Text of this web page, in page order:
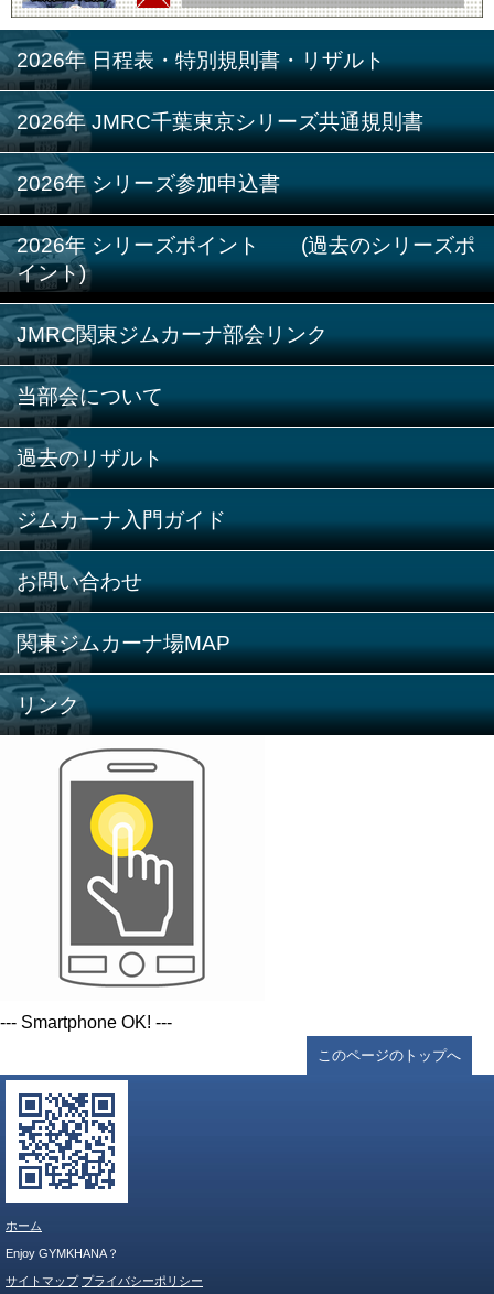
2026年 日程表・特別規則書・リザルト
2026年 JMRC千葉東京シリーズ共通規則書
2026年 シリーズ参加申込書
2026年 シリーズポイント (過去のシリーズポ
イント)
JMRC関東ジムカーナ部会リンク
当部会について
過去のリザルト
ジムカーナ入門ガイド
お問い合わせ
関東ジムカーナ場MAP
リンク
--- Smartphone OK! ---
このページのトップへ
ホーム
Enjoy GYMKHANA？
サイトマップ プライバシーポリシー